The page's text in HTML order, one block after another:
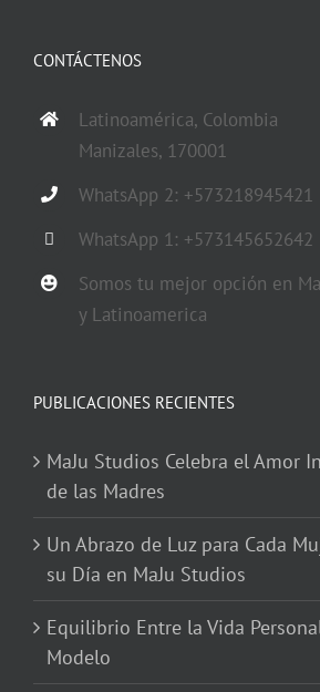
CONTÁCTENOS
Latinoamérica, Colombia
Manizales, 170001
WhatsApp 2: +573218945421
WhatsApp 1: +573145652642
Somos tu mejor opción en
y Latinoamerica
PUBLICACIONES RECIENTES
MaJu Studios Celebra el Amor
de las Madres
Un Abrazo de Luz para Cada
su Día en MaJu Studios
Equilibrio Entre la Vida
Modelo